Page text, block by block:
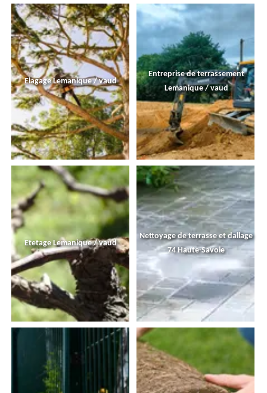
Elagage Lemanique / vaud
Entreprise de terrassement
Lemanique / vaud
Etetage Lemanique / vaud
Nettoyage de terrasse et dallage
74 Haute-Savoie